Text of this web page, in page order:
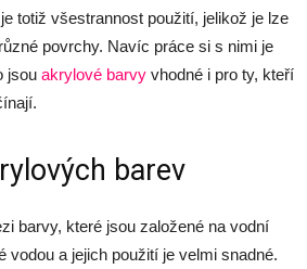
totiž všestrannost použití, jelikož je lze
povrchy. Navíc práce si s nimi je
jsou akrylové barvy vhodné i pro ty, kteří
barev
barvy, které jsou založené na vodní
vodou a jejich použití je velmi snadné.